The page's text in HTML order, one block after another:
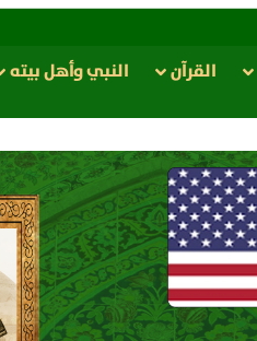
القرآن النبي وأهل بيته